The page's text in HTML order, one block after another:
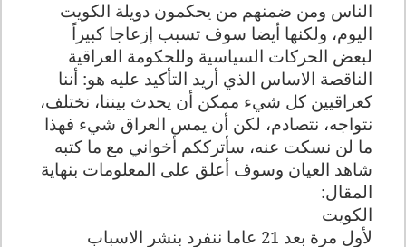
الناس ومن ضمنهم من يحكمون دويلة الكويت
اليوم، ولكنها أيضا سوف تسبب إزعاجا كبيراً
لبعض الحركات السياسية وللحكومة العراقية
الناقصة الاساس الذي أريد التأكيد عليه هو: أننا
كعراقيين كل شيء ممكن أن يحدث بيننا، نختلف،
نتواجه، نتصادم، لكن أن يمس العراق شيء فهذا
ما لن نسكت عنه، سأترككم أخواني مع ما كتبه
شاهد العيان وسوف أعلق على المعلومات بنهاية
المقال:
الكويت
لأول مرة بعد 21 عاما ننفرد بنشر الاسباب